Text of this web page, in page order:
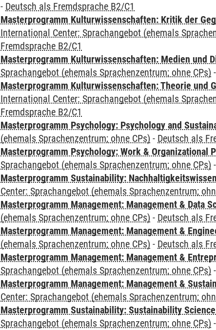
- Deutsch als Fremdsprache B2/C1
Masterprogramm Kulturwissenschaften: Kritik der
International Center: Sprachangebot (ehemals
Fremdsprache B2/C1
Masterprogramm Kulturwissenschaften: Medien und
Sprachangebot (ehemals Sprachenzentrum; ohne CPs) -
Masterprogramm Kulturwissenschaften: Theorie und
International Center: Sprachangebot (ehemals
Fremdsprache B2/C1
Masterprogramm Psychology: Psychology and
(ehemals Sprachenzentrum; ohne CPs) - Deutsch als
Masterprogramm Psychology: Work & Organizational
Sprachangebot (ehemals Sprachenzentrum; ohne CPs) -
Masterprogramm Sustainability:
Center: Sprachangebot (ehemals Sprachenzentrum;
Masterprogramm Management: Management & Data
(ehemals Sprachenzentrum; ohne CPs) - Deutsch als
Masterprogramm Management: Management &
(ehemals Sprachenzentrum; ohne CPs) - Deutsch als
Masterprogramm Management: Management &
Sprachangebot (ehemals Sprachenzentrum; ohne CPs) -
Masterprogramm Management: Management &
Center: Sprachangebot (ehemals Sprachenzentrum;
Masterprogramm Sustainability: Sustainability
Sprachangebot (ehemals Sprachenzentrum; ohne CPs) -